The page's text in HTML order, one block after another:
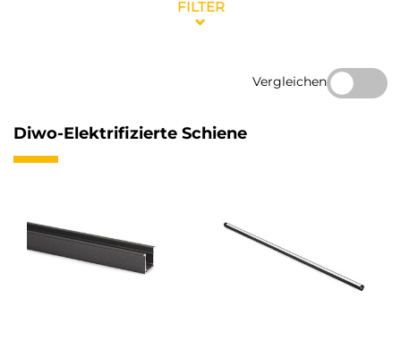
FILTER
Vergleichen
Diwo-Elektrifizierte Schiene